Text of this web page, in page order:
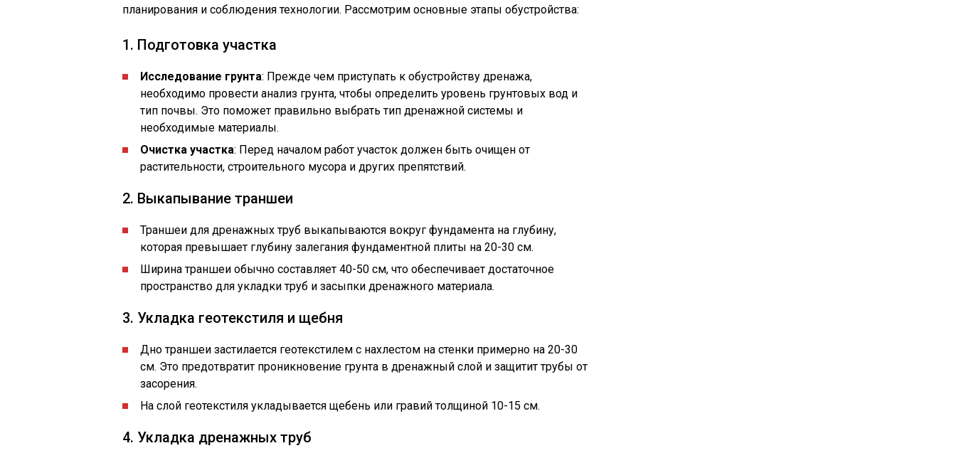
планирования и соблюдения технологии. Рассмотрим основные этапы обустройства:
1. Подготовка участка
Исследование грунта: Прежде чем приступать к обустройству дренажа,
необходимо провести анализ грунта, чтобы определить уровень грунтовых вод и
тип почвы. Это поможет правильно выбрать тип дренажной системы и
необходимые материалы.
Очистка участка: Перед началом работ участок должен быть очищен от
растительности, строительного мусора и других препятствий.
2. Выкапывание траншеи
Траншеи для дренажных труб выкапываются вокруг фундамента на глубину,
которая превышает глубину залегания фундаментной плиты на 20-30 см.
Ширина траншеи обычно составляет 40-50 см, что обеспечивает достаточное
пространство для укладки труб и засыпки дренажного материала.
3. Укладка геотекстиля и щебня
Дно траншеи застилается геотекстилем с нахлестом на стенки примерно на 20-30
см. Это предотвратит проникновение грунта в дренажный слой и защитит трубы от
засорения.
На слой геотекстиля укладывается щебень или гравий толщиной 10-15 см.
4. Укладка дренажных труб